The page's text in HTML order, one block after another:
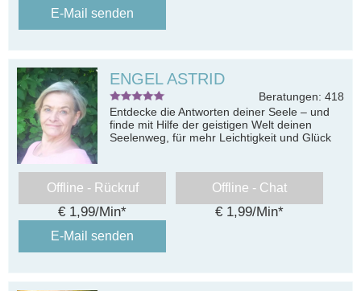
E-Mail senden
ENGEL ASTRID
Beratungen: 418
Entdecke die Antworten deiner Seele – und
finde mit Hilfe der geistigen Welt deinen
Seelenweg, für mehr Leichtigkeit und Glück
Offline - Rückruf
€ 1,99/Min*
Offline - Chat
€ 1,99/Min*
E-Mail senden